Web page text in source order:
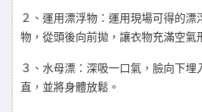
２、運用漂浮物：運用現場可得的
物，從頭後向前拋，讓衣物充滿空氣
３、水母漂：深吸一口氣，臉向下
直，並將身體放鬆。